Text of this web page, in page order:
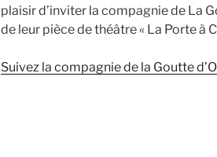
plaisir d’inviter la compagnie de La
de leur pièce de théâtre « La Porte à
Suivez la compagnie de la Goutte d’O